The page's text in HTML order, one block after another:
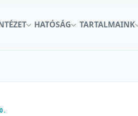
HATÓSÁG TARTALMAINK